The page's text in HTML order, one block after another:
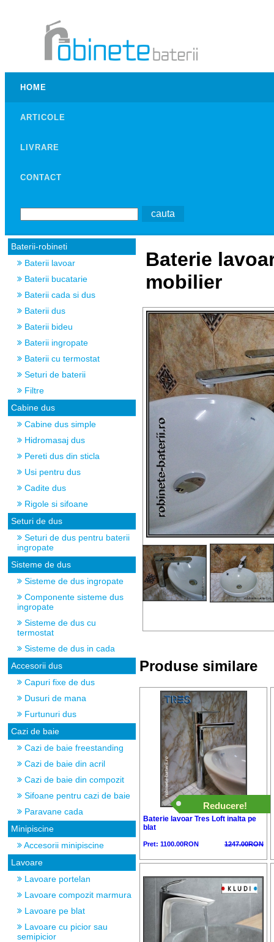
HOME
ARTICOLE
LIVRARE
CONTACT
Baterii-robineti
Baterii lavoar
Baterii bucatarie
Baterii cada si dus
Baterii dus
Baterii bideu
Baterii ingropate
Baterii cu termostat
Seturi de baterii
Filtre
Cabine dus
Cabine dus simple
Hidromasaj dus
Pereti dus din sticla
Usi pentru dus
Cadite dus
Rigole si sifoane
Seturi de dus
Seturi de dus pentru baterii
ingropate
Sisteme de dus
Sisteme de dus ingropate
Componente sisteme dus
ingropate
Sisteme de dus cu
termostat
Sisteme de dus in cada
Accesorii dus
Capuri fixe de dus
Dusuri de mana
Furtunuri dus
Cazi de baie
Cazi de baie freestanding
Cazi de baie din acril
Cazi de baie din compozit
Sifoane pentru cazi de baie
Paravane cada
Minipiscine
Accesorii minipiscine
Lavoare
Lavoare portelan
Lavoare compozit marmura
Lavoare pe blat
Lavoare cu picior sau
semipicior
Baterie
mobilier
Produse similare
Reducere!
Baterie lavoar Tres Loft inalta pe
blat
Pret: 1100.00RON 1247.00RON